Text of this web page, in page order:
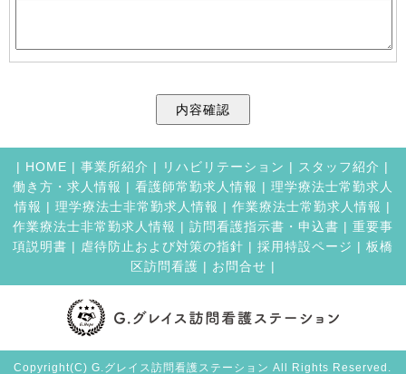
| HOME | 事業所紹介 | リハビリテーション | スタッフ紹介 |
働き方・求人情報 | 看護師常勤求人情報 | 理学療法士常勤求人
情報 | 理学療法士非常勤求人情報 | 作業療法士常勤求人情報 |
作業療法士非常勤求人情報 | 訪問看護指示書・申込書 | 重要事
項説明書 | 虐待防止および対策の指針 | 採用特設ページ | 板橋
区訪問看護 | お問合せ |
Copyright(C) G.グレイス訪問看護ステーション All Rights Reserved.